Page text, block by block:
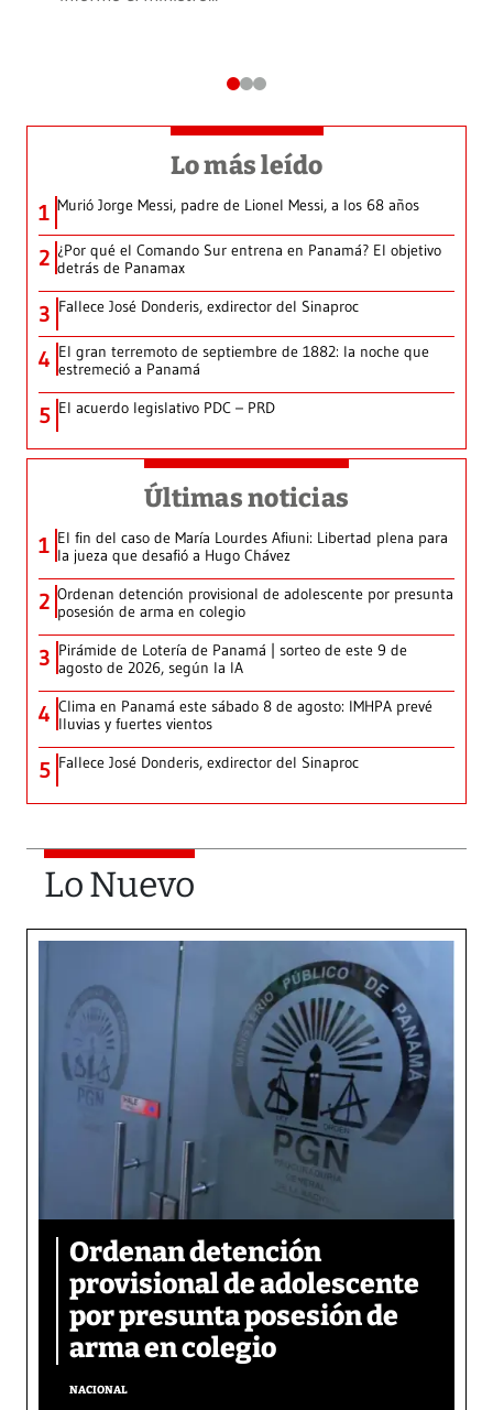
Lo más leído
1 Murió Jorge Messi, padre de Lionel Messi, a los 68 años
2 ¿Por qué el Comando Sur entrena en Panamá? El objetivo
detrás de Panamax
3 Fallece José Donderis, exdirector del Sinaproc
4 El gran terremoto de septiembre de 1882: la noche que
estremeció a Panamá
5 El acuerdo legislativo PDC – PRD
Últimas noticias
1 El fin del caso de María Lourdes Afiuni: Libertad plena para
la jueza que desafió a Hugo Chávez
2 Ordenan detención provisional de adolescente por presunta
posesión de arma en colegio
3 Pirámide de Lotería de Panamá | sorteo de este 9 de
agosto de 2026, según la IA
4 Clima en Panamá este sábado 8 de agosto: IMHPA prevé
lluvias y fuertes vientos
5 Fallece José Donderis, exdirector del Sinaproc
Lo Nuevo
Ordenan detención
provisional de adolescente
por presunta posesión de
arma en colegio
NACIONAL